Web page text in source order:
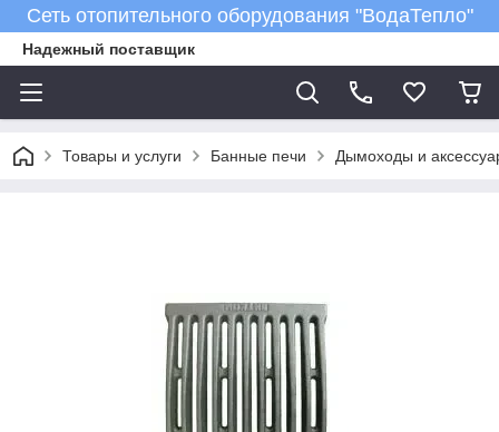
Сеть отопительного оборудования "ВодаТепло"
Надежный поставщик
Товары и услуги Банные печи Дымоходы и